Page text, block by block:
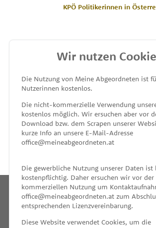
KPÖ Politikerinnen in
MEINE
unterstützt von
INFO
Wir nutzen
Die Nutzung von Meine Abgeordneten ist
Nutzerinnen kostenlos.
Die nicht-kommerzielle Verwendung
kostenlos möglich. Wir ersuchen aber vor
Download bzw. dem Scrapen unserer
kurze Info an unsere E-Mail-Adresse
office@meineabgeordneten.at
Die gewerbliche Nutzung unserer Daten ist
kostenpflichtig. Daher ersuchen wir vor der
kommerziellen Nutzung um
office@meineabgeordneten.at zum
entsprechenden Lizenzvereinbarung.
Diese Website verwendet Cookies, um die